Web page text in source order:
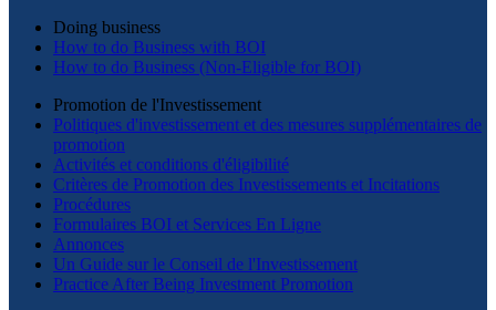
Doing business
How to do Business with BOI
How to do Business (Non-Eligible for BOI)
Promotion de l'Investissement
Politiques d'investissement et des mesures supplémentaires de
promotion
Activités et conditions d'éligibilité
Critères de Promotion des Investissements et Incitations
Procédures
Formulaires BOI et Services En Ligne
Annonces
Un Guide sur le Conseil de l'Investissement
Practice After Being Investment Promotion